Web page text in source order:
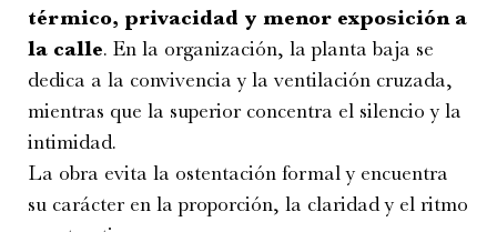
térmico, privacidad y menor exposición a
la calle. En la organización, la planta baja se
dedica a la convivencia y la ventilación cruzada,
mientras que la superior concentra el silencio y la
intimidad.
La obra evita la ostentación formal y encuentra
su carácter en la proporción, la claridad y el ritmo